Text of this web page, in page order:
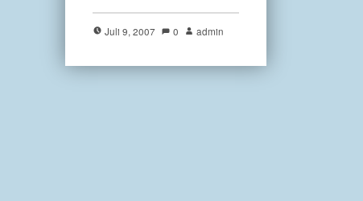
Juli 9, 2007 0 admin